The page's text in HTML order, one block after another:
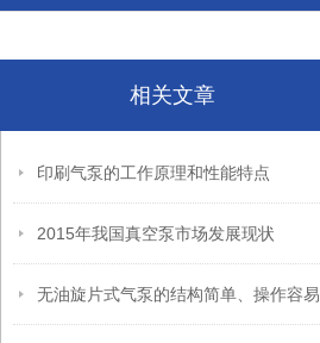
相关文章
印刷气泵的工作原理和性能特点
2015年我国真空泵市场发展现状
无油旋片式气泵的结构简单、操作容易